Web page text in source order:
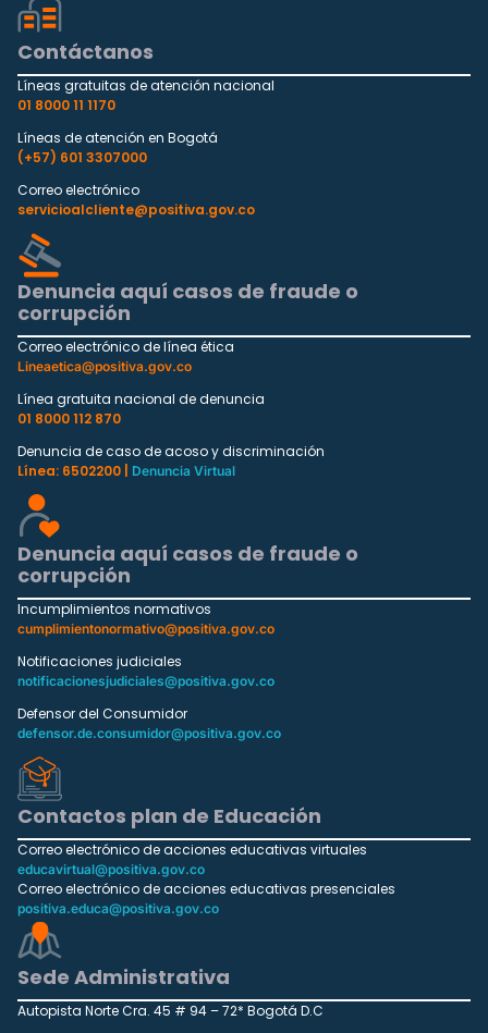
Contáctanos
Líneas gratuitas de atención nacional
01 8000 11 1170
Líneas de atención en Bogotá
(+57) 601 3307000
Correo electrónico
servicioalcliente@positiva.gov.co
Denuncia aquí casos de fraude o
corrupción
Correo electrónico de línea ética
Lineaetica@positiva.gov.co
Línea gratuita nacional de denuncia
01 8000 112 870
Denuncia de caso de acoso y discriminación
Línea: 6502200 |
Denuncia Virtual
Denuncia aquí casos de fraude o
corrupción
Incumplimientos normativos
cumplimientonormativo@positiva.gov.co
Notificaciones judiciales
notificacionesjudiciales@positiva.gov.co
Defensor del Consumidor
defensor.de.consumidor@positiva.gov.co
Contactos plan de Educación
Correo electrónico de acciones educativas virtuales
educavirtual@positiva.gov.co
Correo electrónico de acciones educativas presenciales
positiva.educa@positiva.gov.co
Sede Administrativa
Autopista Norte Cra. 45 # 94 – 72* Bogotá D.C